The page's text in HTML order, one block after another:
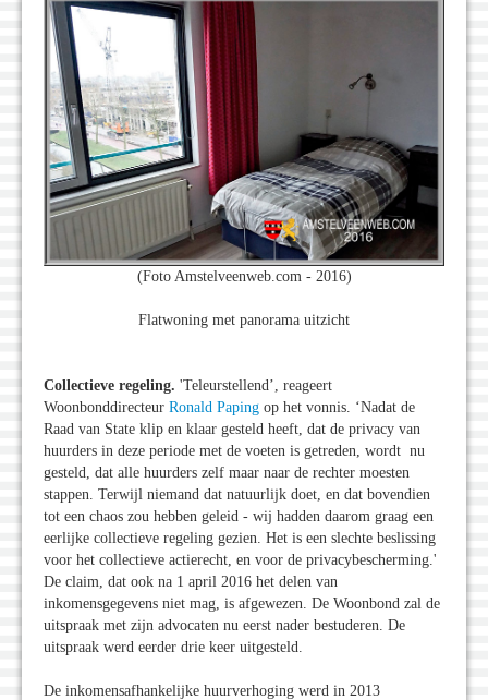
(Foto Amstelveenweb.com - 2016)
Flatwoning met panorama uitzicht
Collectieve regeling. 'Teleurstellend’, reageert
Woonbonddirecteur Ronald Paping op het vonnis. ‘Nadat de
Raad van State klip en klaar gesteld heeft, dat de privacy van
huurders in deze periode met de voeten is getreden, wordt nu
gesteld, dat alle huurders zelf maar naar de rechter moesten
stappen. Terwijl niemand dat natuurlijk doet, en dat bovendien
tot een chaos zou hebben geleid - wij hadden daarom graag een
eerlijke collectieve regeling gezien. Het is een slechte beslissing
voor het collectieve actierecht, en voor de privacybescherming.'
De claim, dat ook na 1 april 2016 het delen van
inkomensgegevens niet mag, is afgewezen. De Woonbond zal de
uitspraak met zijn advocaten nu eerst nader bestuderen. De
uitspraak werd eerder drie keer uitgesteld.
De inkomensafhankelijke huurverhoging werd in 2013